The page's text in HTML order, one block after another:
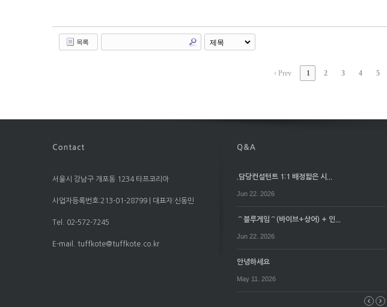
목록
‹ Prev 1 2 3 4 5
서울시 강남구 개포동 1234 타프코리아
사업자등록번호:213-01-28799 | 대표자:신동민
Tel. 02-572-7245
E-mail. tuffkote@tuffkote.co.kr
.담당컨설턴트 1:1 배정짧은 시...
Jun 22. 2026
⌒블루게임⌒(바이브+상어) + 인...
Jun 22. 2026
안녕하세요
May 11. 2026